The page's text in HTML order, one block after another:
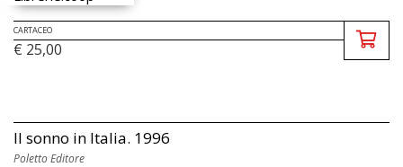
CARTACEO
€ 25,00
Il sonno in Italia. 1996
Poletto Editore